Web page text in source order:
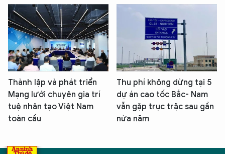
Thành lập và phát triển
Mạng lưới chuyên gia trí
tuệ nhân tạo Việt Nam
toàn cầu
Thu phí không dừng tại 5
dự án cao tốc Bắc- Nam
vẫn gặp trục trặc sau gần
nửa năm